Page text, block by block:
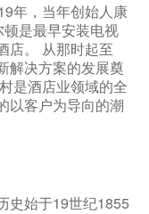
年，当年创始人康
是最早安装电视
店。 从那时起至
解决方案的发展奠
是酒店业领域的全
以客户为导向的潮
史始于19世纪1855